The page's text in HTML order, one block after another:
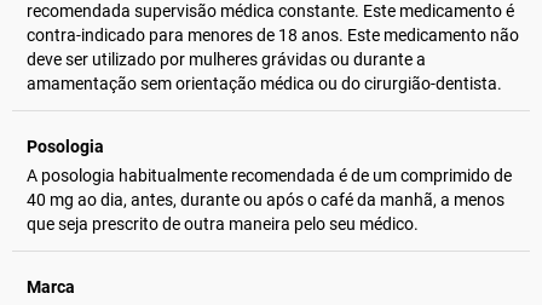
recomendada supervisão médica constante. Este medicamento é
contra-indicado para menores de 18 anos. Este medicamento não
deve ser utilizado por mulheres grávidas ou durante a
amamentação sem orientação médica ou do cirurgião-dentista.
Posologia
A posologia habitualmente recomendada é de um comprimido de
40 mg ao dia, antes, durante ou após o café da manhã, a menos
que seja prescrito de outra maneira pelo seu médico.
Marca